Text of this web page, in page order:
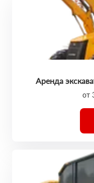
Аренда
от